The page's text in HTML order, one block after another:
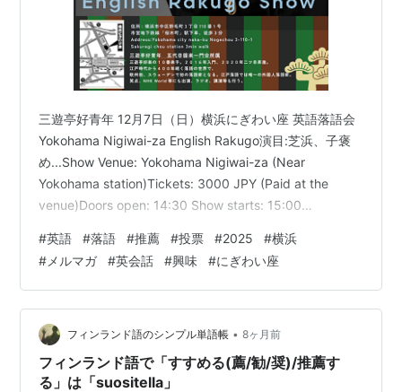
三遊亭好青年 12月7日（日）横浜にぎわい座 英語落語会
Yokohama Nigiwai-za English Rakugo演目:芝浜、子褒
め...Show Venue: Yokohama Nigiwai-za (Near
Yokohama station)Tickets: 3000 JPY (Paid at the
venue)Doors open: 14:30 Show starts: 15:00
sanyuteikouseinen@gmail.com ↑ 英語で落語を聞いて
みたい方、どんな感じなのか、ご興味のある方、ぜひご
予約ください！ …
#英語 #落語 #推薦 #投票 #2025 #横浜
# メルマガ #英会話 #興味 #にぎわい座
フィンランド語のシンプル単語帳 • 8ヶ月前
フィンランド語で「すすめる(薦/勧/奨)/推薦す
る」は「suositella」